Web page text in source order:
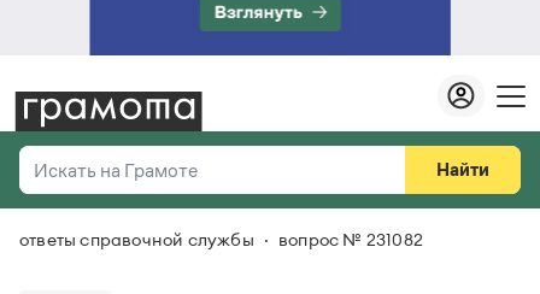
Искать на Грамоте
Справочная служба
Найти
Везде
ответы справочной службы вопрос № 231082